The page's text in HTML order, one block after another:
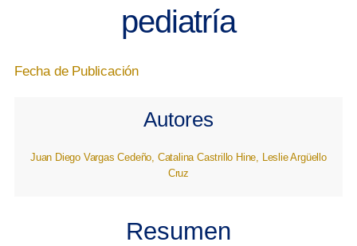
pediatría
Fecha de Publicación
Autores
Juan Diego Vargas Cedeño, Catalina Castrillo Hine, Leslie Argüello
Cruz
Resumen